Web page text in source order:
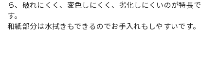
ら、破れにくく、変色しにくく、劣化しにくいのが特長で
す。
和紙部分は水拭きもできるのでお手入れもしやすいです。